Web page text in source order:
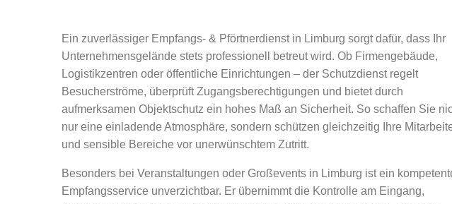
Ein zuverlässiger Empfangs- & Pförtnerdienst in Limburg sorgt dafür, dass Ihr
Unternehmensgelände stets professionell betreut wird. Ob Firmengebäude,
Logistikzentren oder öffentliche Einrichtungen – der Schutzdienst regelt
Besucherströme, überprüft Zugangsberechtigungen und bietet durch
aufmerksamen Objektschutz ein hohes Maß an Sicherheit. So schaffen Sie
nur eine einladende Atmosphäre, sondern schützen gleichzeitig Ihre
und sensible Bereiche vor unerwünschtem Zutritt.
Besonders bei Veranstaltungen oder Großevents in Limburg ist ein
Empfangsservice unverzichtbar. Er übernimmt die Kontrolle am Eingang,